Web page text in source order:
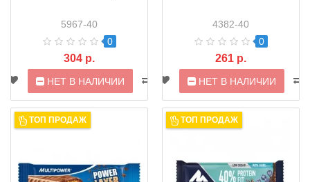
5967-40
0
304 р.
НЕТ В НАЛИЧИИ
4382-40
0
261 р.
НЕТ В НАЛИЧИИ
ТОП ПРОДАЖ ТОП ПРОДАЖ